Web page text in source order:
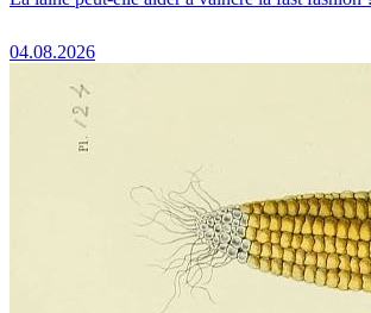
04.08.2026